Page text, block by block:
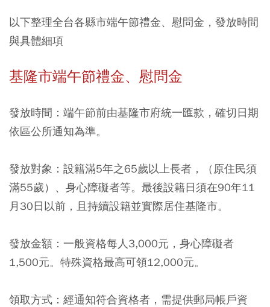
以下整理全台各縣市端午節禮金、慰問金，發放時間
與具體細項
基隆市端午節禮金、慰問金
發放時間：端午節前由基隆市府統一匯款，確切日期
依區公所通知為準。
發放對象：設籍滿5年之65歲以上長者，（原住民須
滿55歲）、身心障礙者等。最後設籍日須在90年11
月30日以前，且持續設籍並實際居住基隆市。
發放金額：一般資格每人3,000元，身心障礙者
1,500元。特殊資格最高可領12,000元。
領取方式：經通知符合資格者，需提供郵局帳戶資